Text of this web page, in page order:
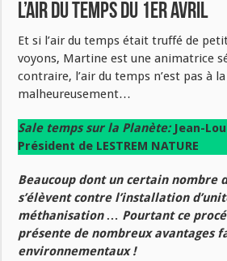
L’air du temps du 1er avril
Et si l’air du temps était truffé de
voyons, Martine est une animatrice
contraire, l’air du temps n’est pas à
malheureusement…
Sale temps sur la Planète: Jean-
Président de LESTREM NATURE
Beaucoup dont un certain nombre
s’élèvent contre l’installation
méthanisation … Pourtant ce
présente de nombreux avantages
environnementaux !